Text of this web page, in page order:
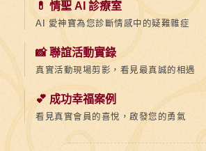
💊 情聖 AI 診療室
AI 愛神寶為您診斷情感中的疑難雜症
📸 聯誼活動實錄
真實活動現場剪影，看見最真誠的相遇
💕 成功幸福案例
看見真實會員的喜悅，啟發您的勇氣